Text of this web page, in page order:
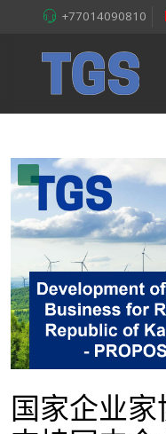
+77014090810
国家企业家